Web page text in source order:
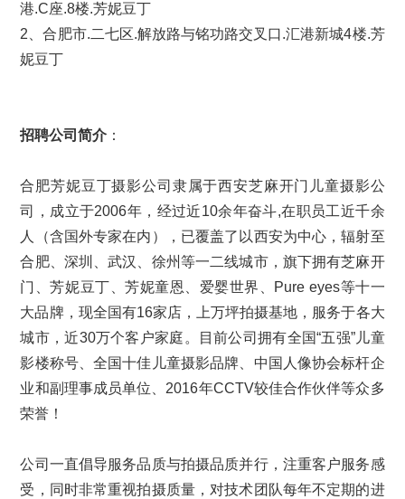
港.C座.8楼.芳妮豆丁
2、合肥市.二七区.解放路与铭功路交叉口.汇港新城4楼.芳
妮豆丁
招聘公司简介 ：
合肥芳妮豆丁摄影公司隶属于西安芝麻开门儿童摄影公
司，成立于2006年，经过近10余年奋斗,在职员工近千余
人（含国外专家在内），已覆盖了以西安为中心，辐射至
合肥、深圳、武汉、徐州等一二线城市，旗下拥有芝麻开
门、芳妮豆丁、芳妮童恩、爱婴世界、Pure eyes等十一
大品牌，现全国有16家店，上万坪拍摄基地，服务于各大
城市，近30万个客户家庭。目前公司拥有全国“五强”儿童
影楼称号、全国十佳儿童摄影品牌、中国人像协会标杆企
业和副理事成员单位、2016年CCTV较佳合作伙伴等众多
荣誉！
公司一直倡导服务品质与拍摄品质并行，注重客户服务感
受，同时非常重视拍摄质量，对技术团队每年不定期的进